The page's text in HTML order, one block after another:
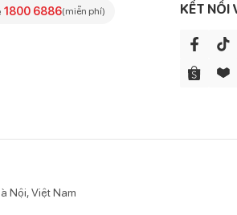
cộm ngứa, khó chịu cho bé khi mặc
1800 6886(miễn phí) KẾT NỐI
Nội, Việt Nam